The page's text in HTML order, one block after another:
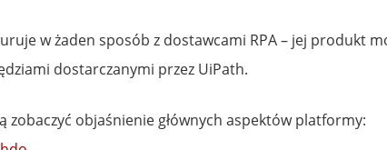
w żaden sposób z dostawcami RPA – jej produkt
dostarczanymi przez UiPath.
zobaczyć objaśnienie głównych aspektów platformy: